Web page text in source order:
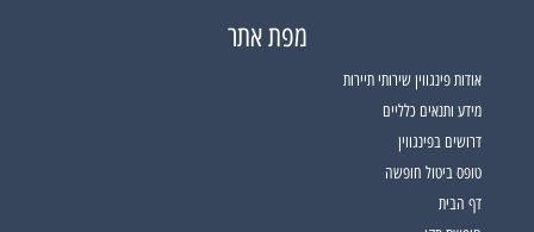
מפת אתר
אודות פינגווין שירותי תיירות
מידע ותנאים כלליים
דרושים בפינגווין
טופס ביטול חופשה
דף הבית